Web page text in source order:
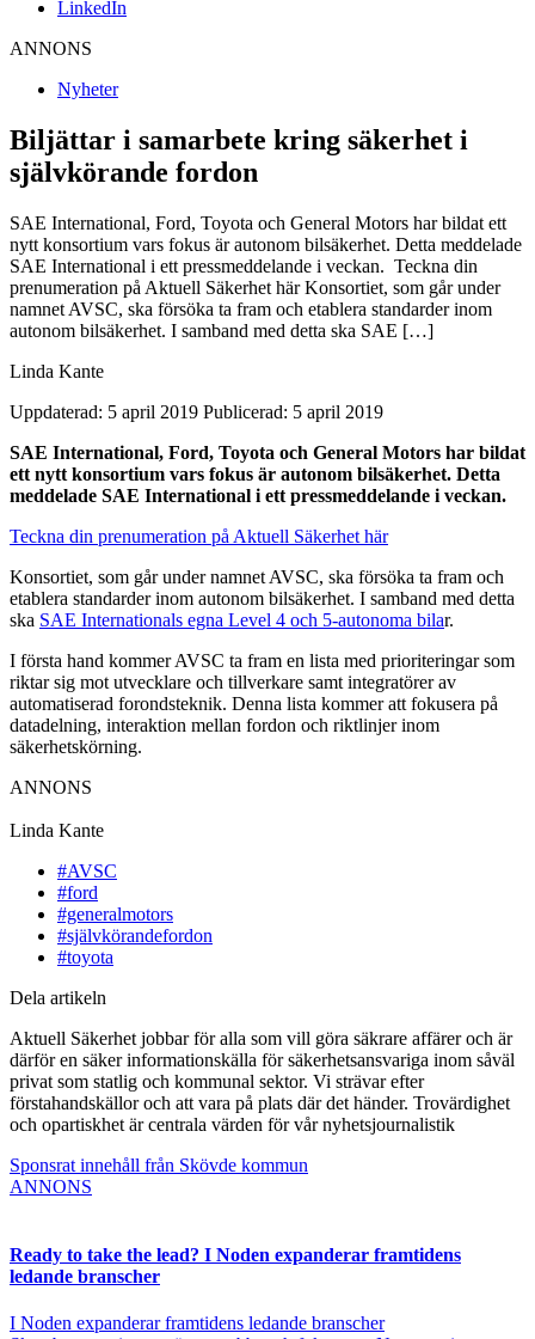
LinkedIn
ANNONS
Nyheter
Biljättar i samarbete kring säkerhet i
självkörande fordon
SAE International, Ford, Toyota och General Motors har bildat ett
nytt konsortium vars fokus är autonom bilsäkerhet. Detta meddelade
SAE International i ett pressmeddelande i veckan. Teckna din
prenumeration på Aktuell Säkerhet här Konsortiet, som går under
namnet AVSC, ska försöka ta fram och etablera standarder inom
autonom bilsäkerhet. I samband med detta ska SAE […]
Linda Kante
Uppdaterad: 5 april 2019 Publicerad: 5 april 2019
SAE International, Ford, Toyota och General Motors har bildat
ett nytt konsortium vars fokus är autonom bilsäkerhet. Detta
meddelade SAE International i ett pressmeddelande i veckan.
Teckna din prenumeration på Aktuell Säkerhet här
Konsortiet, som går under namnet AVSC, ska försöka ta fram och
etablera standarder inom autonom bilsäkerhet. I samband med detta
ska SAE Internationals egna Level 4 och 5-autonoma bilar.
I första hand kommer AVSC ta fram en lista med prioriteringar som
riktar sig mot utvecklare och tillverkare samt integratörer av
automatiserad forondsteknik. Denna lista kommer att fokusera på
datadelning, interaktion mellan fordon och riktlinjer inom
säkerhetskörning.
ANNONS
Linda Kante
#AVSC
#ford
#generalmotors
#självkörandefordon
#toyota
Dela artikeln
Aktuell Säkerhet jobbar för alla som vill göra säkrare affärer och är
därför en säker informationskälla för säkerhetsansvariga inom såväl
privat som statlig och kommunal sektor. Vi strävar efter
förstahandskällor och att vara på plats där det händer. Trovärdighet
och opartiskhet är centrala värden för vår nyhetsjournalistik
Sponsrat innehåll från Skövde kommun
ANNONS
Ready to take the lead? I Noden expanderar framtidens
ledande branscher
I Noden expanderar framtidens ledande branscher